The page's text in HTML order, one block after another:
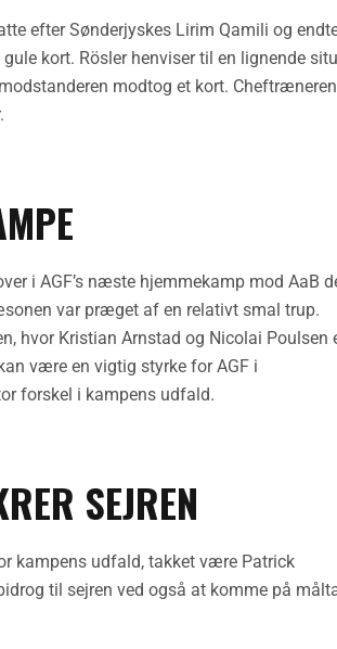
efter Sønderjyskes Lirim Qamili og
kort. Rösler henviser til en lignende
modtog et kort. Cheftræneren
i AGF’s næste hjemmekamp mod AaB
var præget af en relativt smal trup.
hvor Kristian Arnstad og Nicolai Poulsen
være en vigtig styrke for AGF i
forskel i kampens udfald.
SEJREN
kampens udfald, takket være Patrick
til sejren ved også at komme på